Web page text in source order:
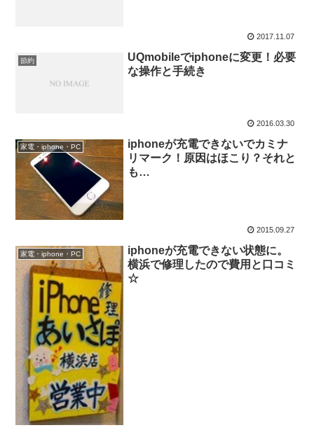
2017.11.07
節約
UQmobileでiphoneに変更！必要
な操作と手続き
2016.03.30
家電・iphone・PC
iphoneが充電できないでカミナ
リマーク！原因はほこり？それと
も…
2015.09.27
家電・iphone・PC
iphoneが充電できない状態に。
横浜で修理したので費用と口コミ
☆